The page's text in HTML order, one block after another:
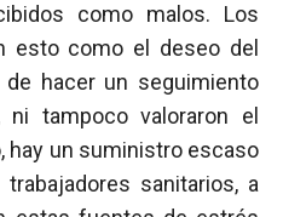
como malos. Los
esto como el deseo del
hacer un seguimiento
tampoco valoraron el
hay un suministro escaso
sanitarios, a